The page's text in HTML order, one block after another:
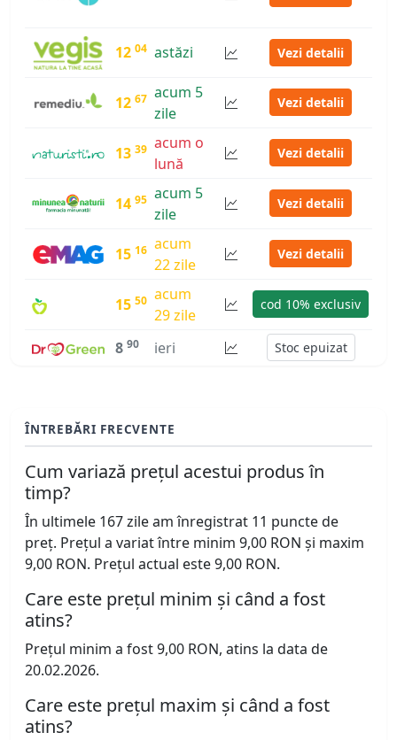
12 04 astăzi Vezi detalii
12 67 acum 5
zile
Vezi detalii
13 39 acum o
lună
Vezi detalii
14 95 acum 5
zile
Vezi detalii
15 16 acum
22 zile
Vezi detalii
15 50 acum
29 zile
cod 10% exclusiv
8 90 ieri Stoc epuizat
ÎNTREBĂRI FRECVENTE
Cum variază prețul acestui produs în
timp?
În ultimele 167 zile am înregistrat 11 puncte de
preț. Prețul a variat între minim 9,00 RON și maxim
9,00 RON. Prețul actual este 9,00 RON.
Care este prețul minim și când a fost
atins?
Prețul minim a fost 9,00 RON, atins la data de
20.02.2026.
Care este prețul maxim și când a fost
atins?